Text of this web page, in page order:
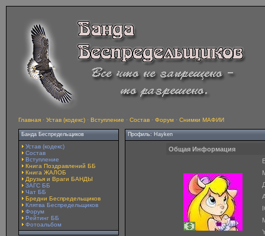
Главная · Устав (кодекс) · Вступление · Состав · Форум · Снимки МАФИИ
Банда Беспредельщиков
Устав (кодекс)
Состав
Вступление
Книга Поздравлений ББ
Книга ЖАЛОБ
Друзья и Враги БАНДЫ
ЗАГС ББ
Чат ББ
Бредни Беспредельщиков
Клятва Беспредельщиков
Форум
Рейтинг ББ
Фотоальбом
Профиль: Hayken
Общая Информация